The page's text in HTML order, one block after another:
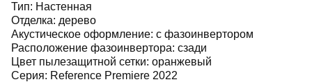
Тип: Настенная
Отделка: дерево
Акустическое оформление: с фазоинвертором
Расположение фазоинвертора: сзади
Цвет пылезащитной сетки: оранжевый
Серия: Reference Premiere 2022